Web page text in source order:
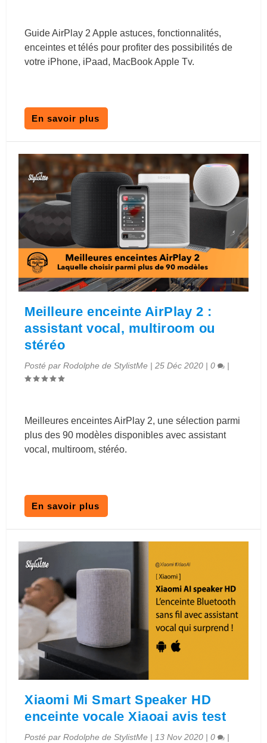
Guide AirPlay 2 Apple astuces, fonctionnalités,
enceintes et télés pour profiter des possibilités de
votre iPhone, iPaad, MacBook Apple Tv.
En savoir plus
Meilleure enceinte AirPlay 2 :
assistant vocal, multiroom ou
stéréo
Posté parRodolphe de StylistMe |25 Déc 2020 |0 |
Meilleures enceintes AirPlay 2, une sélection parmi
plus des 90 modèles disponibles avec assistant
vocal, multiroom, stéréo.
En savoir plus
Xiaomi Mi Smart Speaker HD
enceinte vocale Xiaoai avis test
Posté parRodolphe de StylistMe | 13 Nov 2020 |0 |